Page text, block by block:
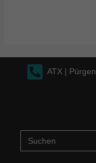
ATX | Pürgen
Suche
nach: